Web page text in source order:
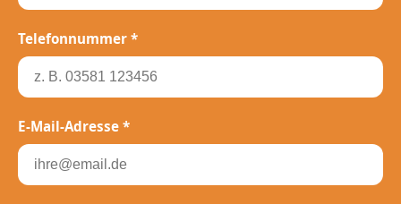
Telefonnummer *
E-Mail-Adresse *